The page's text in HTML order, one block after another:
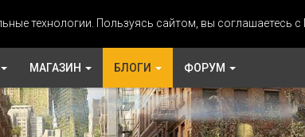
технологии. Пользуясь сайтом, вы соглашаетесь
МАГАЗИН БЛОГИ ФОРУМ